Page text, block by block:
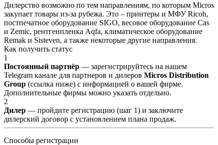
Дилерство возможно по тем направлениям, по которым Micros
закупает товары из-за рубежа. Это – принтеры и МФУ Ricoh,
постпечатное оборудование SIGO, весовое оборудование Cas
и Zemic, рентгенпленка Aqfa, климатическое оборудование
Remak и Sisteven, а также некоторые другие направления.
Как получить статус
1
Постоянный партнёр — зарегистрируйтесь на нашем
Telegram канале для партнеров и дилеров Micros Distribution
Group (ссылка ниже) с информацией о вашей фирме.
Дополнительные фирмы можно указать отдельно.
2
Дилер — пройдите регистрацию (шаг 1) и заключите
дилерский договор с установлением плана продаж.
Способы регистрации